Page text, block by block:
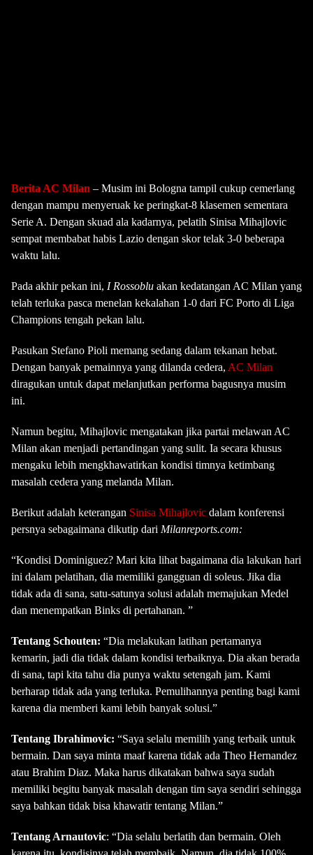
Berita AC Milan – Musim ini Bologna tampil cukup cemerlang
dengan mampu menyeruak ke peringkat-8 klasemen sementara
Serie A. Dengan skuad ala kadarnya, pelatih Sinisa Mihajlovic
sempat membabat habis Lazio dengan skor telak 3-0 beberapa
waktu lalu.
Pada akhir pekan ini, I Rossoblu akan kedatangan AC Milan yang
telah terluka pasca menelan kekalahan 1-0 dari FC Porto di Liga
Champions tengah pekan lalu.
Pasukan Stefano Pioli memang sedang dalam tekanan hebat.
Dengan banyak pemainnya yang dilanda cedera, AC Milan
diragukan untuk dapat melanjutkan performa bagusnya musim
ini.
Namun begitu, Mihajlovic mengatakan jika partai melawan AC
Milan akan menjadi pertandingan yang sulit. Ia secara khusus
mengaku lebih mengkhawatirkan kondisi timnya ketimbang
masalah cedera yang melanda Milan.
Berikut adalah keterangan Sinisa Mihajlovic dalam konferensi
persnya sebagaimana dikutip dari Milanreports.com:
“Kondisi Dominiguez? Mari kita lihat bagaimana dia lakukan hari
ini dalam pelatihan, dia memiliki gangguan di soleus. Jika dia
tidak ada di sana, satu-satunya solusi adalah memajukan Medel
dan menempatkan Binks di pertahanan. ”
Tentang Schouten: “Dia melakukan latihan pertamanya
kemarin, jadi dia tidak dalam kondisi terbaiknya. Dia akan berada
di sana, tapi kita tahu dia punya waktu setengah jam. Kami
berharap tidak ada yang terluka. Pemulihannya penting bagi kami
karena dia memberi kami lebih banyak solusi.”
Tentang Ibrahimovic: “Saya selalu memilih yang terbaik untuk
bermain. Dan saya minta maaf karena tidak ada Theo Hernandez
atau Brahim Diaz. Maka harus dikatakan bahwa saya sudah
memiliki begitu banyak masalah dengan tim saya sendiri sehingga
saya bahkan tidak bisa khawatir tentang Milan.”
Tentang Arnautovic: “Dia selalu berlatih dan bermain. Oleh